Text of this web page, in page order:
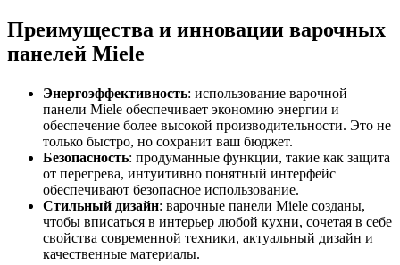
Преимущества и инновации варочных
панелей Miele
Энергоэффективность: использование варочной
панели Miele обеспечивает экономию энергии и
обеспечение более высокой производительности. Это не
только быстро, но сохранит ваш бюджет.
Безопасность: продуманные функции, такие как защита
от перегрева, интуитивно понятный интерфейс
обеспечивают безопасное использование.
Стильный дизайн: варочные панели Miele созданы,
чтобы вписаться в интерьер любой кухни, сочетая в себе
свойства современной техники, актуальный дизайн и
качественные материалы.